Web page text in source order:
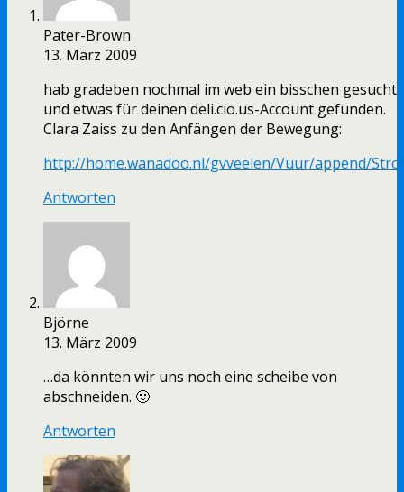
Pater-Brown
13. März 2009
hab gradeben nochmal im web ein bisschen gesucht
und etwas für deinen deli.cio.us-Account gefunden.
Clara Zaiss zu den Anfängen der Bewegung:
http://home.wanadoo.nl/gvveelen/Vuur/append/
Antworten
Björne
13. März 2009
…da könnten wir uns noch eine scheibe von
abschneiden. 🙂
Antworten